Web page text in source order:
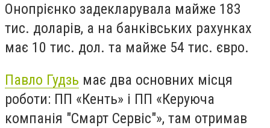
Онопрієнко задекларувала майже 183
тис. доларів, а на банківських рахунках
має 10 тис. дол. та майже 54 тис. євро.
Павло Гудзь має два основних місця
роботи: ПП «Кенть» і ПП «Керуюча
компанія "Смарт Сервіс"», там отримав